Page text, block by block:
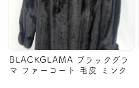
BLACKGLAMA ブラックグラ
マ ファーコート 毛皮 ミンク